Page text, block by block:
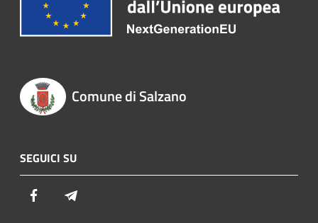
Comune di Salzano
SEGUICI SU
Facebook